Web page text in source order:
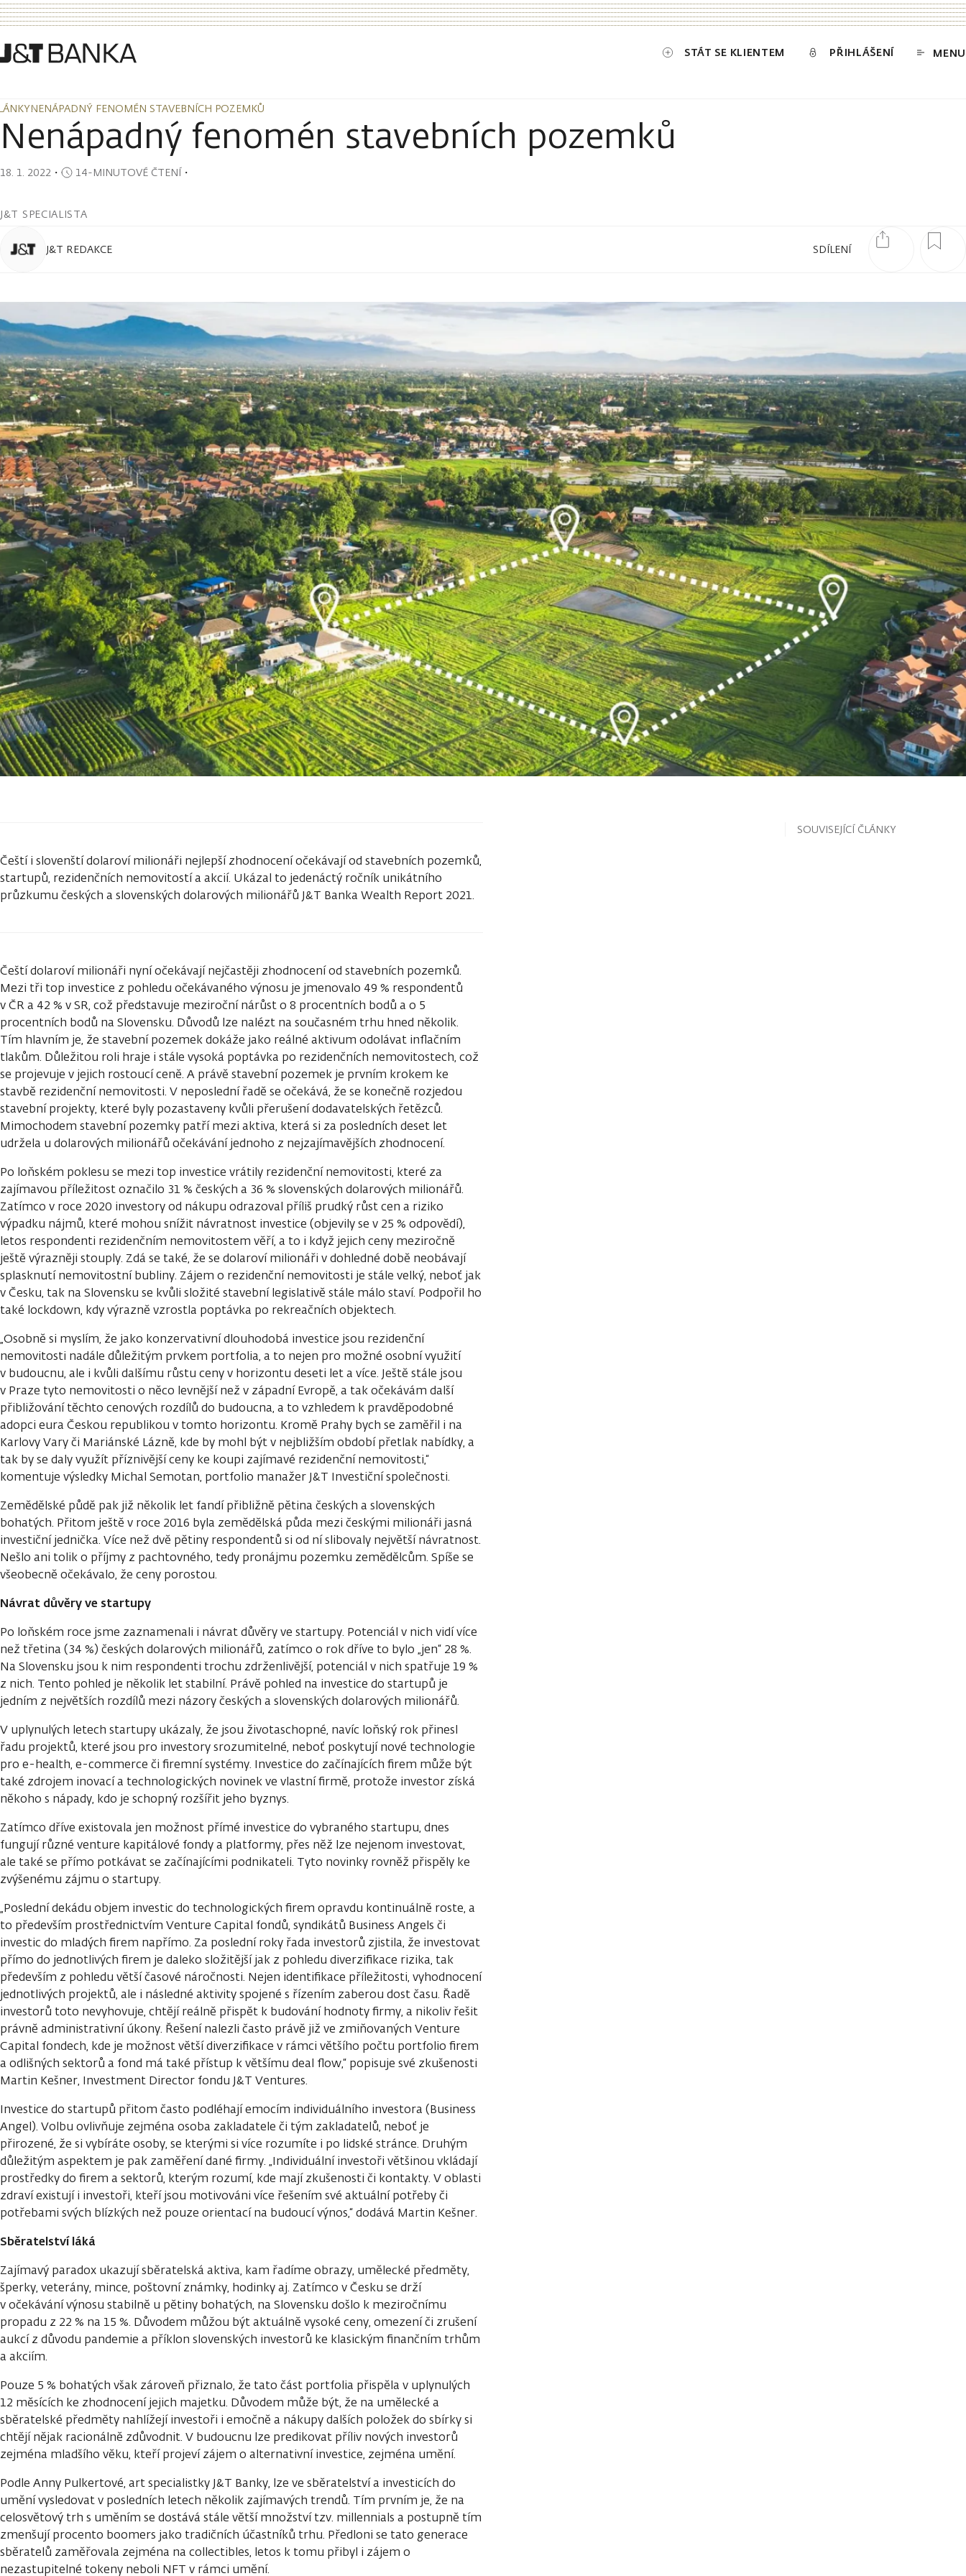
STÁT SE KLIENTEM PŘIHLÁŠENÍ MENU
NENÁPADNÝ FENOMÉN STAVEBNÍCH POZEMKŮ
NENÁPADNÝ FENOMÉN STAVEBNÍCH POZEMKŮ
Nenápadný fenomén stavebních pozemků
18. 1. 2022 ・ 14-MINUTOVÉ ČTENÍ・
J&T SPECIALISTA
SDÍLENÍ
J&T REDAKCE
Čeští i slovenští dolaroví milionáři nejlepší zhodnocení očekávají od stavebních pozemků,
startupů, rezidenčních nemovitostí a akcií. Ukázal to jedenáctý ročník unikátního
průzkumu českých a slovenských dolarových milionářů J&T Banka Wealth Report 2021.
Čeští dolaroví milionáři nyní očekávají nejčastěji zhodnocení od stavebních pozemků.
Mezi tři top investice z pohledu očekávaného výnosu je jmenovalo 49 % respondentů
v ČR a 42 % v SR, což představuje meziroční nárůst o 8 procentních bodů a o 5
procentních bodů na Slovensku. Důvodů lze nalézt na současném trhu hned několik.
Tím hlavním je, že stavební pozemek dokáže jako reálné aktivum odolávat inflačním
tlakům. Důležitou roli hraje i stále vysoká poptávka po rezidenčních nemovitostech, což
se projevuje v jejich rostoucí ceně. A právě stavební pozemek je prvním krokem ke
stavbě rezidenční nemovitosti. V neposlední řadě se očekává, že se konečně rozjedou
stavební projekty, které byly pozastaveny kvůli přerušení dodavatelských řetězců.
Mimochodem stavební pozemky patří mezi aktiva, která si za posledních deset let
udržela u dolarových milionářů očekávání jednoho z nejzajímavějších zhodnocení.
Po loňském poklesu se mezi top investice vrátily rezidenční nemovitosti, které za
zajímavou příležitost označilo 31 % českých a 36 % slovenských dolarových milionářů.
Zatímco v roce 2020 investory od nákupu odrazoval příliš prudký růst cen a riziko
výpadku nájmů, které mohou snížit návratnost investice (objevily se v 25 % odpovědí),
letos respondenti rezidenčním nemovitostem věří, a to i když jejich ceny meziročně
ještě výrazněji stouply. Zdá se také, že se dolaroví milionáři v dohledné době neobávají
splasknutí nemovitostní bubliny. Zájem o rezidenční nemovitosti je stále velký, neboť jak
v Česku, tak na Slovensku se kvůli složité stavební legislativě stále málo staví. Podpořil ho
také lockdown, kdy výrazně vzrostla poptávka po rekreačních objektech.
„Osobně si myslím, že jako konzervativní dlouhodobá investice jsou rezidenční
nemovitosti nadále důležitým prvkem portfolia, a to nejen pro možné osobní využití
v budoucnu, ale i kvůli dalšímu růstu ceny v horizontu deseti let a více. Ještě stále jsou
v Praze tyto nemovitosti o něco levnější než v západní Evropě, a tak očekávám další
přibližování těchto cenových rozdílů do budoucna, a to vzhledem k pravděpodobné
adopci eura Českou republikou v tomto horizontu. Kromě Prahy bych se zaměřil i na
Karlovy Vary či Mariánské Lázně, kde by mohl být v nejbližším období přetlak nabídky, a
tak by se daly využít příznivější ceny ke koupi zajímavé rezidenční nemovitosti,“
komentuje výsledky Michal Semotan, portfolio manažer J&T Investiční společnosti.
Zemědělské půdě pak již několik let fandí přibližně pětina českých a slovenských
bohatých. Přitom ještě v roce 2016 byla zemědělská půda mezi českými milionáři jasná
investiční jednička. Více než dvě pětiny respondentů si od ní slibovaly největší návratnost.
Nešlo ani tolik o příjmy z pachtovného, tedy pronájmu pozemku zemědělcům. Spíše se
všeobecně očekávalo, že ceny porostou.
Návrat důvěry ve startupy
Po loňském roce jsme zaznamenali i návrat důvěry ve startupy. Potenciál v nich vidí více
než třetina (34 %) českých dolarových milionářů, zatímco o rok dříve to bylo „jen“ 28 %.
Na Slovensku jsou k nim respondenti trochu zdrženlivější, potenciál v nich spatřuje 19 %
z nich. Tento pohled je několik let stabilní. Právě pohled na investice do startupů je
jedním z největších rozdílů mezi názory českých a slovenských dolarových milionářů.
V uplynulých letech startupy ukázaly, že jsou životaschopné, navíc loňský rok přinesl
řadu projektů, které jsou pro investory srozumitelné, neboť poskytují nové technologie
pro e-health, e-commerce či firemní systémy. Investice do začínajících firem může být
také zdrojem inovací a technologických novinek ve vlastní firmě, protože investor získá
někoho s nápady, kdo je schopný rozšířit jeho byznys.
Zatímco dříve existovala jen možnost přímé investice do vybraného startupu, dnes
fungují různé venture kapitálové fondy a platformy, přes něž lze nejenom investovat,
ale také se přímo potkávat se začínajícími podnikateli. Tyto novinky rovněž přispěly ke
zvýšenému zájmu o startupy.
„Poslední dekádu objem investic do technologických firem opravdu kontinuálně roste, a
to především prostřednictvím Venture Capital fondů, syndikátů Business Angels či
investic do mladých firem napřímo. Za poslední roky řada investorů zjistila, že investovat
přímo do jednotlivých firem je daleko složitější jak z pohledu diverzifikace rizika, tak
především z pohledu větší časové náročnosti. Nejen identifikace příležitosti, vyhodnocení
jednotlivých projektů, ale i následné aktivity spojené s řízením zaberou dost času. Řadě
investorů toto nevyhovuje, chtějí reálně přispět k budování hodnoty firmy, a nikoliv řešit
právně administrativní úkony. Řešení nalezli často právě již ve zmiňovaných Venture
Capital fondech, kde je možnost větší diverzifikace v rámci většího počtu portfolio firem
a odlišných sektorů a fond má také přístup k většímu deal flow,“ popisuje své zkušenosti
Martin Kešner, Investment Director fondu J&T Ventures.
Investice do startupů přitom často podléhají emocím individuálního investora (Business
Angel). Volbu ovlivňuje zejména osoba zakladatele či tým zakladatelů, neboť je
přirozené, že si vybíráte osoby, se kterými si více rozumíte i po lidské stránce. Druhým
důležitým aspektem je pak zaměření dané firmy. „Individuální investoři většinou vkládají
prostředky do firem a sektorů, kterým rozumí, kde mají zkušenosti či kontakty. V oblasti
zdraví existují i investoři, kteří jsou motivováni více řešením své aktuální potřeby či
potřebami svých blízkých než pouze orientací na budoucí výnos,“ dodává Martin Kešner.
Sběratelství láká
Zajímavý paradox ukazují sběratelská aktiva, kam řadíme obrazy, umělecké předměty,
šperky, veterány, mince, poštovní známky, hodinky aj. Zatímco v Česku se drží
v očekávání výnosu stabilně u pětiny bohatých, na Slovensku došlo k meziročnímu
propadu z 22 % na 15 %. Důvodem můžou být aktuálně vysoké ceny, omezení či zrušení
aukcí z důvodu pandemie a příklon slovenských investorů ke klasickým finančním trhům
a akciím.
Pouze 5 % bohatých však zároveň přiznalo, že tato část portfolia přispěla v uplynulých
12 měsících ke zhodnocení jejich majetku. Důvodem může být, že na umělecké a
sběratelské předměty nahlížejí investoři i emočně a nákupy dalších položek do sbírky si
chtějí nějak racionálně zdůvodnit. V budoucnu lze predikovat příliv nových investorů
zejména mladšího věku, kteří projeví zájem o alternativní investice, zejména umění.
Podle Anny Pulkertové, art specialistky J&T Banky, lze ve sběratelství a investicích do
umění vysledovat v posledních letech několik zajímavých trendů. Tím prvním je, že na
celosvětový trh s uměním se dostává stále větší množství tzv. millennials a postupně tím
zmenšují procento boomers jako tradičních účastníků trhu. Předloni se tato generace
sběratelů zaměřovala zejména na collectibles, letos k tomu přibyl i zájem o
nezastupitelné tokeny neboli NFT v rámci umění.
SOUVISEJÍCÍ ČLÁNKY